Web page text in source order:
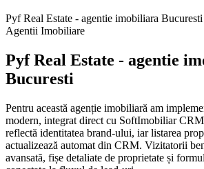
Pyf Real Estate - agentie imobiliara Bucuresti
Agentii Imobiliare
Pyf Real Estate - agentie
Bucuresti
Pentru această agenție imobiliară am
modern, integrat direct cu SoftImobiliar
reflectă identitatea brand-ului, iar listarea
actualizează automat din CRM. Vizitatorii
avansată, fișe detaliate de proprietate și